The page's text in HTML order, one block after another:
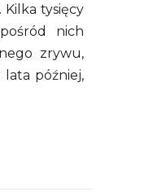
tysięcy
nich
zrywu,
lata później,